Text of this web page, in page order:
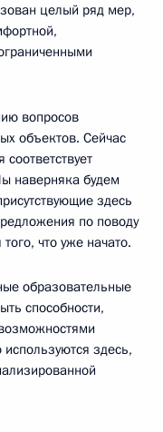
целый ряд мер,
вопросов
объектов. Сейчас
наверняка будем
здесь
по поводу
что уже начато.
образовательные
способности,
здесь,